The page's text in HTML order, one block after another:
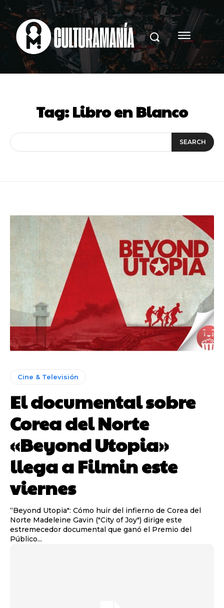
Tag:Libro en Blanco
SEARCH
Cine & Televisión
El documental sobre
Corea del Norte
«Beyond Utopia»
llega a Filmin este
viernes
“Beyond Utopia": Cómo huir del infierno de Corea del
Norte Madeleine Gavin ("City of Joy") dirige este
estremecedor documental que ganó el Premio del
Público...